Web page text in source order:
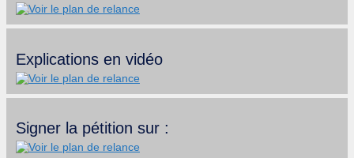
Explications en vidéo
Signer la pétition sur :